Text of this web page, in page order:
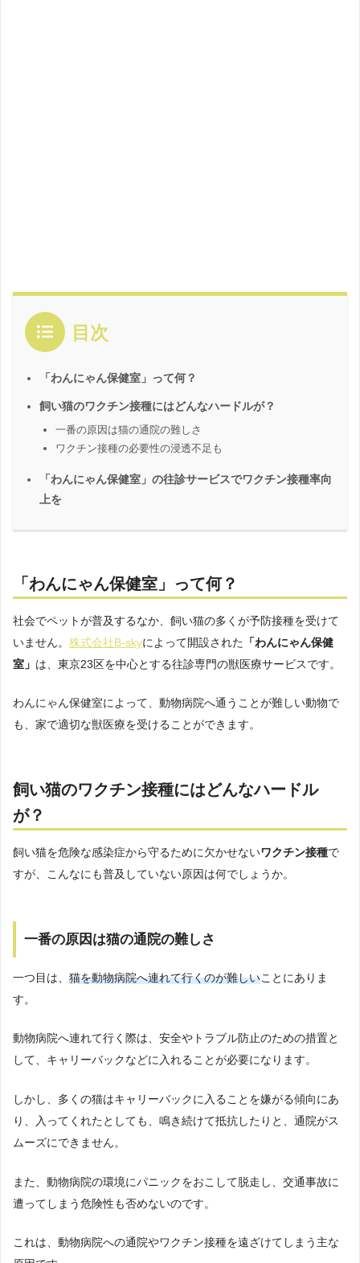
目次
「わんにゃん保健室」って何？
飼い猫のワクチン接種にはどんなハードルが？
一番の原因は猫の通院の難しさ
ワクチン接種の必要性の浸透不足も
「わんにゃん保健室」の往診サービスでワクチン接種率向
上を
「わんにゃん保健室」って何？
社会でペットが普及するなか、飼い猫の多くが予防接種を受けて
いません。 株式会社B-skyによって開設された
「わんにゃん保健
室」 は、東京23区を中心とする往診専門の獣医療サービスです。
わんにゃん保健室によって、動物病院へ通うことが難しい動物で
も、家で適切な獣医療を受けることができます。
飼い猫のワクチン接種にはどんなハードル
が？
飼い猫を危険な感染症から守るために欠かせないワクチン接種で
すが、こんなにも普及していない原因は何でしょうか。
一番の原因は猫の通院の難しさ
一つ目は、 猫を動物病院へ連れて行くのが難しいことにありま
す。
動物病院へ連れて行く際は、安全やトラブル防止のための措置と
して、キャリーバックなどに入れることが必要になります。
しかし、多くの猫はキャリーバックに入ることを嫌がる傾向にあ
り、入ってくれたとしても、鳴き続けて抵抗したりと、通院がス
ムーズにできません。
また、動物病院の環境にパニックをおこして脱走し、交通事故に
遭ってしまう危険性も否めないのです。
これは、動物病院への通院やワクチン接種を遠ざけてしまう主な